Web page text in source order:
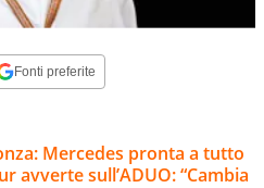
Fonti preferite
Mercedes pronta a tutto
avverte sull’ADUO: “Cambia